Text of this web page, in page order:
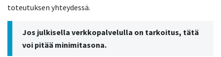
toteutuksen yhteydessä.
Jos julkisella verkkopalvelulla on tarkoitus, tätä
voi pitää minimitasona.